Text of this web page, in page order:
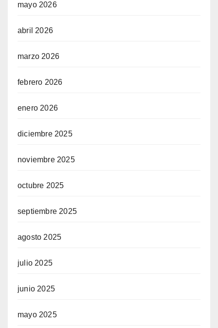
mayo 2026
abril 2026
marzo 2026
febrero 2026
enero 2026
diciembre 2025
noviembre 2025
octubre 2025
septiembre 2025
agosto 2025
julio 2025
junio 2025
mayo 2025